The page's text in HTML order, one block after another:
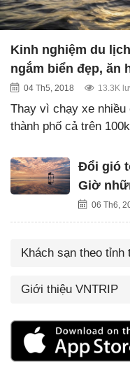
Kinh nghiệm du
ngắm biển đẹp, ăn
04 Th5, 2018 13.3K
Thay vì chạy xe
thành phố cả trên
Đổi gió
Giờ
06 Th6,
Khách sạn theo tỉnh
Giới thiệu VNTRIP